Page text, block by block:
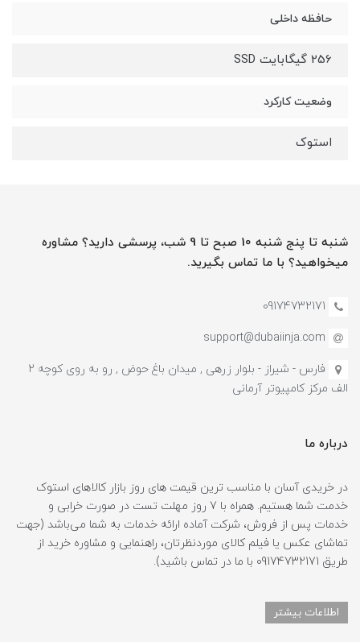
حافظه داخلی
256 گیگابایت SSD
وضعیت کارکرد
استوک
شنبه تا پنج شنبه 10 صبح تا 9 شب، پرسشی دارید؟ مشاوره
میخواهید؟ با ما تماس بگیرید.
09174732171
support@dubaiinja.com
فارس - شیراز - بلوار زرهی , میدان باغ حوض , رو به روی کوچه 2
الف مرکز کامپیوتر آرمانی
درباره ما
در خریدی آسان با مناسب ترین قیمت های روز بازار کالاهای استوک
خدمت شما هستیم. همراه با 7 روز مهلت تست در صورت خرابی و
خدمات پس از فروش، شرکت آماده ارائه خدمات به شما می‌باشد (جهت
تماشای عکس یا فیلم کالای موردنظرتان، راهنمایی و مشاوره خرید از
طریق 09174732171 با ما در تماس باشید).
اطلاعات بیشتر